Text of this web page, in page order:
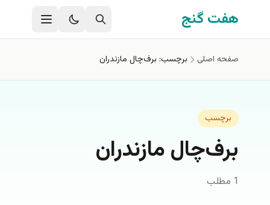
رفتن به محتوای اصلی
هفت گنج
صفحه اصلی برچسب: برف‌چال مازندران
برچسب
برف‌چال مازندران
1 مطلب